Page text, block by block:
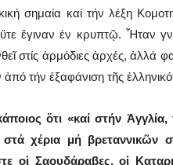
σημαία καί τήν λέξη
ἔγιναν ἐν κρυπτῷ. Ἦταν
στίς ἁρμόδιες ἀρχές, ἀλλά
ἀπό τήν ἐξαφάνιση τῆς
ὅτι «καί στήν
στά χέρια μή
οἱ Σαουδάραβες, οἱ